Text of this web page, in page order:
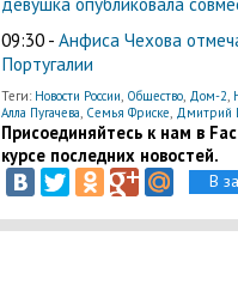
09:30 - Анфиса Чехова
Португалии
Теги: Новости России Общество, Дом-2
Алла Пугачева Семья Фриске Дмитрий
Присоединяйтесь к нам в
курсе последних новостей.
В